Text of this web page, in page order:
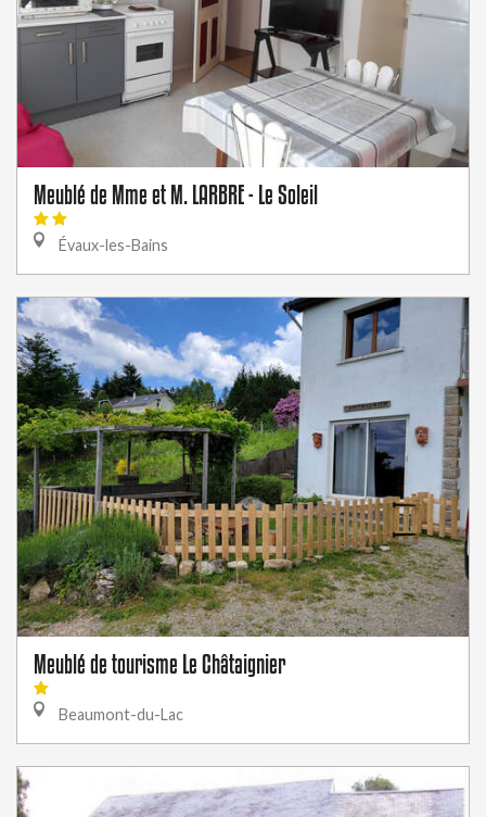
Meublé de Mme et M. LARBRE - Le Soleil
Évaux-les-Bains
Meublé de tourisme Le Châtaignier
Beaumont-du-Lac